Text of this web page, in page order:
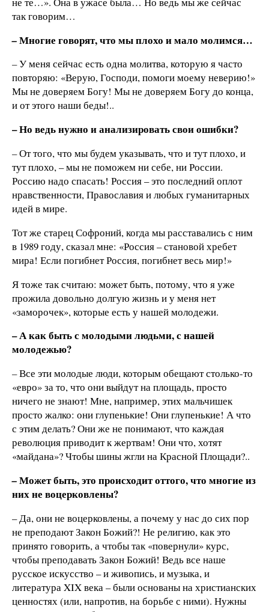
так говорим…
–Многие говорят, что мы плохо и мало молимся…
–У меня сейчас есть одна молитва, которую я часто
повторяю: «Верую, Господи, помоги моему неверию!»
Мы не доверяем Богу! Мы не доверяем Богу до конца,
и от этого наши беды!..
–Но ведь нужно и анализировать свои ошибки?
–От того, что мы будем указывать, что и тут плохо, и
тут плохо, – мы не поможем ни себе, ни России.
Россию надо спасать! Россия – это последний оплот
нравственности, Православия и любых гуманитарных
идей в мире.
Тот же старец Софроний, когда мы расставались с ним
в 1989 году, сказал мне: «Россия – становой хребет
мира! Если погибнет Россия, погибнет весь мир!»
Я тоже так считаю: может быть, потому, что я уже
прожила довольно долгую жизнь и у меня нет
«заморочек», которые есть у нашей молодежи.
– А как быть с молодыми людьми, с нашей
молодежью?
–Все эти молодые люди, которым обещают столько-то
«евро» за то, что они выйдут на площадь, просто
ничего не знают! Мне, например, этих мальчишек
просто жалко: они глупенькие! Они глупенькие! А что
с этим делать? Они же не понимают, что каждая
революция приводит к жертвам! Они что, хотят
«майдана»? Чтобы шины жгли на Красной Площади?..
–Может быть, это происходит оттого, что многие из
них не воцерковлены?
– Да, они не воцерковлены, а почему у нас до сих пор
не преподают Закон Божий?! Не религию, как это
принято говорить, а чтобы так «повернули» курс,
чтобы преподавать Закон Божий! Ведь все наше
русское искусство – и живопись, и музыка, и
литература XIX века – были основаны на христианских
ценностях (или, напротив, на борьбе с ними). Нужны